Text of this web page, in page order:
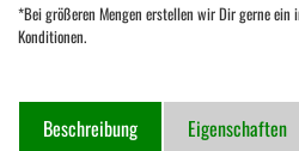
*Bei größeren Mengen erstellen wir Dir gerne ein
Konditionen.
Beschreibung Eigenschaften